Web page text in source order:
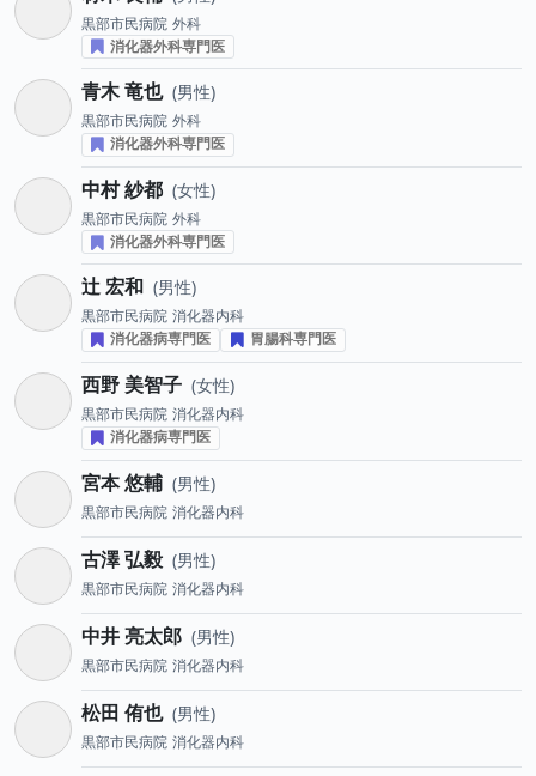
黒部市民病院 外科
消化器外科専門医
青木 竜也 男性
黒部市民病院 外科
消化器外科専門医
中村 紗都 女性
黒部市民病院 外科
消化器外科専門医
辻 宏和 男性
黒部市民病院 消化器内科
消化器病専門医
胃腸科専門医
西野 美智子 女性
黒部市民病院 消化器内科
消化器病専門医
宮本 悠輔 男性
黒部市民病院 消化器内科
古澤 弘毅 男性
黒部市民病院 消化器内科
中井 亮太郎 男性
黒部市民病院 消化器内科
松田 侑也 男性
黒部市民病院 消化器内科